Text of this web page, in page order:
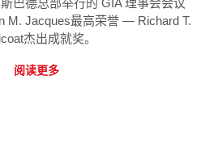
巴德总部举行的 GIA 理事会会议
M. Jacques最高荣誉 — Richard T.
杰出成就奖。
阅读更多